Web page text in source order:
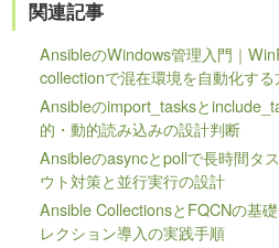
関連記事
AnsibleのWindows管理入門｜
collectionで混在環境を自動化する
Ansibleのimport_tasksと
的・動的読み込みの設計判断
Ansibleのasyncとpollで長時間タ
ウト対策と並行実行の設計
Ansible CollectionsとFQCNの基
レクション導入の実践手順